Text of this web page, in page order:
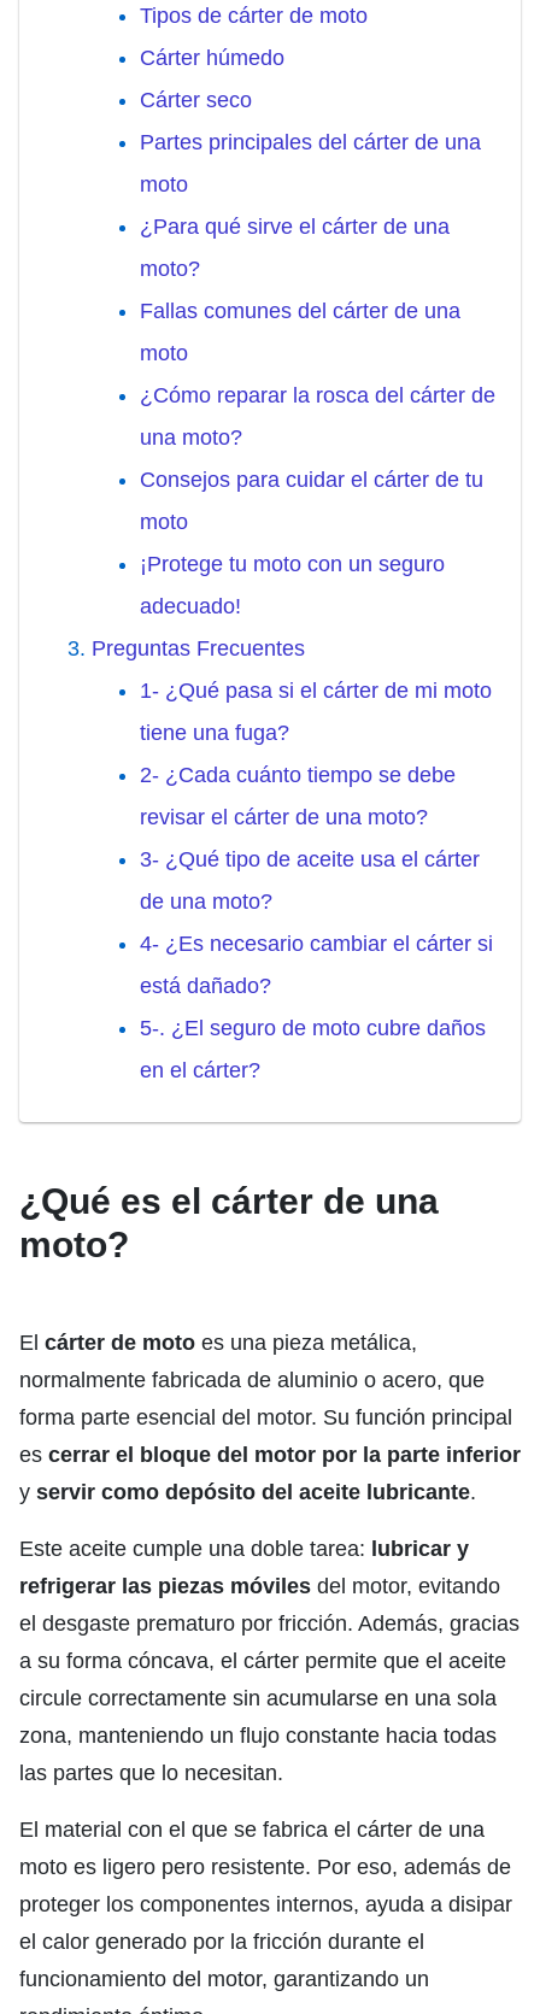
Tipos de cárter de moto
Cárter húmedo
Cárter seco
Partes principales del cárter de una
moto
¿Para qué sirve el cárter de una
moto?
Fallas comunes del cárter de una
moto
¿Cómo reparar la rosca del cárter de
una moto?
Consejos para cuidar el cárter de tu
moto
¡Protege tu moto con un seguro
adecuado!
Preguntas Frecuentes
1- ¿Qué pasa si el cárter de mi moto
tiene una fuga?
2- ¿Cada cuánto tiempo se debe
revisar el cárter de una moto?
3- ¿Qué tipo de aceite usa el cárter
de una moto?
4- ¿Es necesario cambiar el cárter si
está dañado?
5-. ¿El seguro de moto cubre daños
en el cárter?
¿Qué es el cárter de una
moto?
El cárter de moto es una pieza metálica,
normalmente fabricada de aluminio o acero, que
forma parte esencial del motor. Su función principal
es cerrar el bloque del motor por la parte inferior
y servir como depósito del aceite lubricante.
Este aceite cumple una doble tarea: lubricar y
refrigerar las piezas móviles del motor, evitando
el desgaste prematuro por fricción. Además, gracias
a su forma cóncava, el cárter permite que el aceite
circule correctamente sin acumularse en una sola
zona, manteniendo un flujo constante hacia todas
las partes que lo necesitan.
El material con el que se fabrica el cárter de una
moto es ligero pero resistente. Por eso, además de
proteger los componentes internos, ayuda a disipar
el calor generado por la fricción durante el
funcionamiento del motor, garantizando un